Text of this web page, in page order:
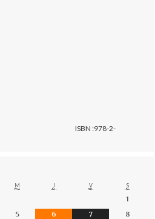
ISBN :978-2-
M J V S
1
5 6 7
8